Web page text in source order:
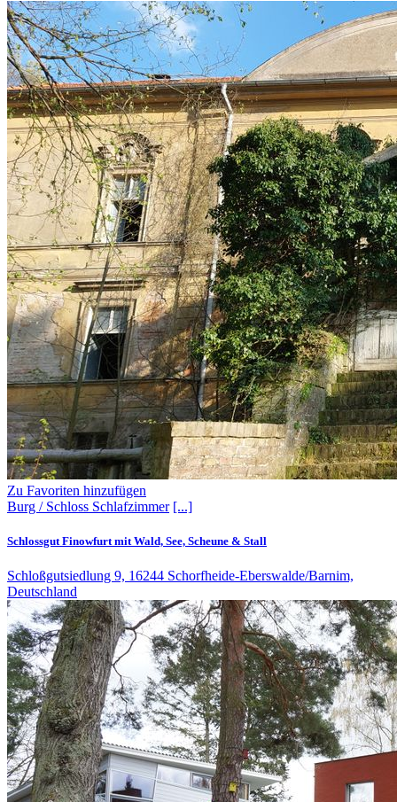
Zu Favoriten hinzufügen
Burg / Schloss Schlafzimmer [...]
Schlossgut Finowfurt mit Wald, See, Scheune & Stall
Schloßgutsiedlung 9, 16244 Schorfheide-Eberswalde/Barnim,
Deutschland